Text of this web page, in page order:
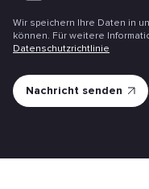
Wir speichern Ihre Daten in
können. Für weitere
Datenschutzrichtlinie